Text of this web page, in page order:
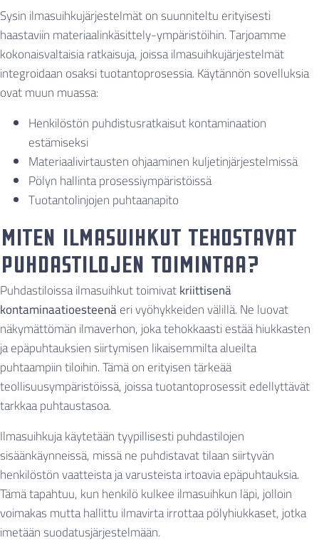
Sysin ilmasuihkujärjestelmät on suunniteltu erityisesti
haastaviin materiaalinkäsittely-ympäristöihin. Tarjoamme
kokonaisvaltaisia ratkaisuja, joissa ilmasuihkujärjestelmät
integroidaan osaksi tuotantoprosessia. Käytännön sovelluksia
ovat muun muassa:
Henkilöstön puhdistusratkaisut kontaminaation
estämiseksi
Materiaalivirtausten ohjaaminen kuljetinjärjestelmissä
Pölyn hallinta prosessiympäristöissä
Tuotantolinjojen puhtaanapito
Miten ilmasuihkut tehostavat
puhdastilojen toimintaa?
Puhdastiloissa ilmasuihkut toimivatkriittisenä
kontaminaatioesteenäeri vyöhykkeiden välillä. Ne luovat
näkymättömän ilmaverhon, joka tehokkaasti estää hiukkasten
ja epäpuhtauksien siirtymisen likaisemmilta alueilta
puhtaampiin tiloihin. Tämä on erityisen tärkeää
teollisuusympäristöissä, joissa tuotantoprosessit edellyttävät
tarkkaa puhtaustasoa.
Ilmasuihkuja käytetään tyypillisesti puhdastilojen
sisäänkäynneissä, missä ne puhdistavat tilaan siirtyvän
henkilöstön vaatteista ja varusteista irtoavia epäpuhtauksia.
Tämä tapahtuu, kun henkilö kulkee ilmasuihkun läpi, jolloin
voimakas mutta hallittu ilmavirta irrottaa pölyhiukkaset, jotka
imetään suodatusjärjestelmään.